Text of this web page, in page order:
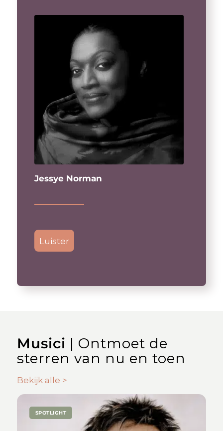
Jessye Norman
Luister
Musici | Ontmoet de
sterren van nu en toen
Bekijk alle >
SPOTLIGHT